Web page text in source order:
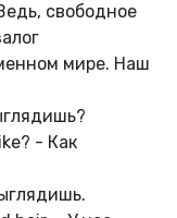
свободное
мире. Наш
- Как